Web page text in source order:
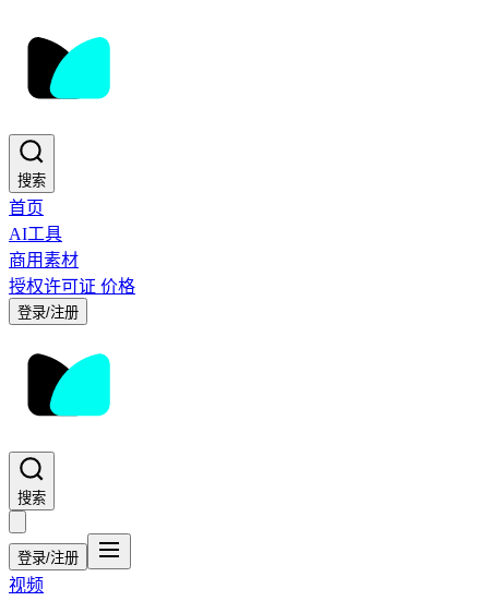
搜索
首页
AI工具
商用素材
授权许可证 价格
登录/注册
搜索
登录/注册
视频